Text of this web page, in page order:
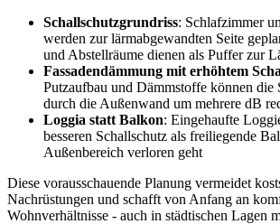
Schallschutzgrundriss: Schlafzimmer
werden zur lärmabgewandten Seite
und Abstellräume dienen als Puffer zur
Fassadendämmung mit erhöhtem
Putzaufbau und Dämmstoffe können die
durch die Außenwand um mehrere dB
Loggia statt Balkon: Eingehaufte
besseren Schallschutz als freiliegende
Außenbereich verloren geht
Diese vorausschauende Planung vermeidet
Nachrüstungen und schafft von Anfang an
Wohnverhältnisse - auch in städtischen Lagen